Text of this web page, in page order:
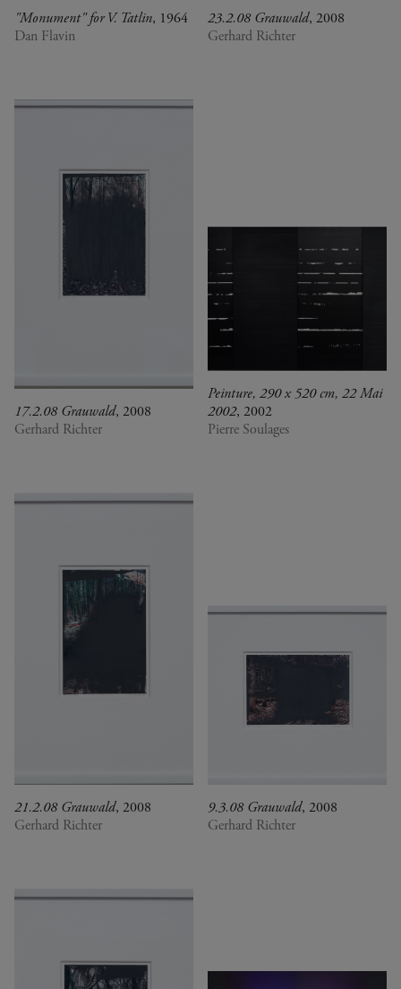
"Monument" for V. Tatlin, 1964
Dan Flavin
23.2.08 Grauwald, 2008
Gerhard Richter
17.2.08 Grauwald, 2008
Gerhard Richter
Peinture, 290 x 520 cm, 22 Mai
2002, 2002
Pierre Soulages
21.2.08 Grauwald, 2008
Gerhard Richter
9.3.08 Grauwald, 2008
Gerhard Richter